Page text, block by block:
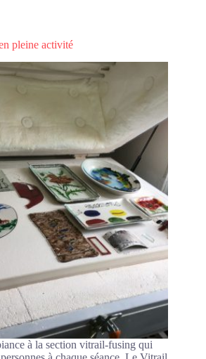
pleine activité
à la section vitrail-fusing qui